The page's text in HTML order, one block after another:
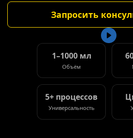
Запросить
1–1000 мл
Объём
5+ процессов
Универсальность